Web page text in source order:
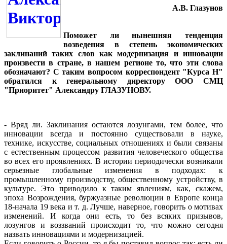
А.В. Глазунов
Поможет ли нынешняя тенденция
возведения в степень экономических
заклинаний таких слов как модернизация и инновации
произвести в стране, в нашем регионе то, что эти слова
обозначают? С таким вопросом корреспондент "Курса Н"
обратился к генеральному директору ООО СМЦ
"Приоритет" Александру ГЛАЗУНОВУ.
- Вряд ли. Заклинания остаются лозунгами, тем более, что
инновации всегда и постоянно существовали в науке,
технике, искусстве, социальных отношениях и были связаны
с естественным процессом развития человеческого общества
во всех его проявлениях. В истории периодически возникали
серьезные глобальные изменения в подходах: к
промышленному производству, общественному устройству, в
культуре. Это приводило к таким явлениям, как, скажем,
эпоха Возрождения, буржуазные революции в Европе конца
18-начала 19 века и т. д. Лучше, наверное, говорить о мотивах
изменений. И когда они есть, то без всяких призывов,
лозунгов и воззваний происходит то, что можно сегодня
назвать инновациями и модернизацией.